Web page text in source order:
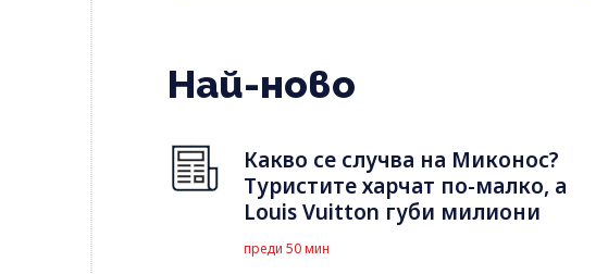
Най-ново
Какво се случва на Миконос?
Туристите харчат по-малко, а
Louis Vuitton губи милиони
преди 50 мин